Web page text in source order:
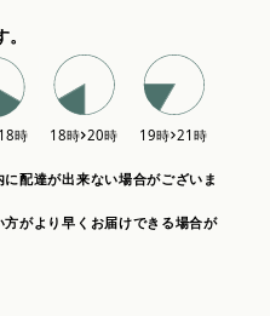
配達が出来ない場合がございま
がより早くお届けできる場合が